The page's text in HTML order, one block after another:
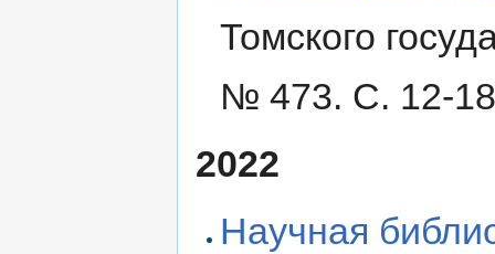
Томского
№ 473. С. 12-
2022
Научная